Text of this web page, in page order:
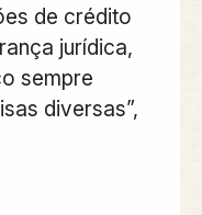
de crédito
jurídica,
sempre
diversas”,